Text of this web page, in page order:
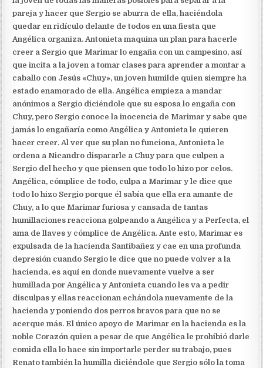
pareja y hacer que Sergio se aburra de ella, haciéndola
quedar en ridículo delante de todos en una fiesta que
Angélica organiza. Antonieta maquina un plan para hacerle
creer a Sergio que Marimar lo engaña con un campesino, así
que incita a la joven a tomar clases para aprender a montar a
caballo con Jesús «Chuy», un joven humilde quien siempre ha
estado enamorado de ella. Angélica empieza a mandar
anónimos a Sergio diciéndole que su esposa lo engaña con
Chuy, pero Sergio conoce la inocencia de Marimar y sabe que
jamás lo engañaría como Angélica y Antonieta le quieren
hacer creer. Al ver que su plan no funciona, Antonieta le
ordena a Nicandro dispararle a Chuy para que culpen a
Sergio del hecho y que piensen que todo lo hizo por celos.
Angélica, cómplice de todo, culpa a Marimar y le dice que
todo lo hizo Sergio porque él sabía que ella era amante de
Chuy, a lo que Marimar furiosa y cansada de tantas
humillaciones reacciona golpeando a Angélica y a Perfecta, el
ama de llaves y cómplice de Angélica. Ante esto, Marimar es
expulsada de la hacienda Santibañez y cae en una profunda
depresión cuando Sergio le dice que no puede volver a la
hacienda, es aquí en donde nuevamente vuelve a ser
humillada por Angélica y Antonieta cuando les va a pedir
disculpas y ellas reaccionan echándola nuevamente de la
hacienda y poniendo dos perros bravos para que no se
acerque más. El único apoyo de Marimar en la hacienda es la
noble Corazón quien a pesar de que Angélica le prohibió darle
comida ella lo hace sin importarle perder su trabajo, pues
Renato también la humilla diciéndole que Sergio sólo la toma